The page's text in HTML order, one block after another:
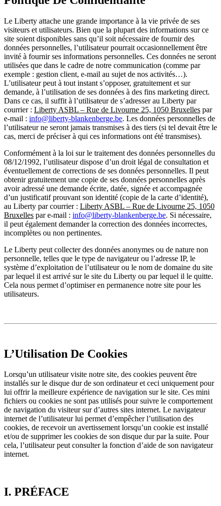
Le Liberty attache une grande importance à la vie privée de ses
visiteurs et utilisateurs. Bien que la plupart des informations sur ce
site soient disponibles sans qu’il soit nécessaire de fournir des
données personnelles, l’utilisateur pourrait occasionnellement être
invité à fournir ses informations personnelles. Ces données ne seront
utilisées que dans le cadre de notre communication (comme par
exemple : gestion client, e-mail au sujet de nos activités…).
L’utilisateur peut à tout instant s’opposer, gratuitement et sur
demande, à l’utilisation de ses données à des fins marketing direct.
Dans ce cas, il suffit à l’utilisateur de s’adresser au Liberty par
courrier : Liberty ASBL – Rue de Livourne 25, 1050 Bruxelles par
e-mail : info@liberty-blankenberge.be. Les données personnelles de
l’utilisateur ne seront jamais transmises à des tiers (si tel devait être le
cas, merci de préciser à qui ces informations ont été transmises).
Conformément à la loi sur le traitement des données personnelles du
08/12/1992, l’utilisateur dispose d’un droit légal de consultation et
éventuellement de corrections de ses données personnelles. Il peut
obtenir gratuitement une copie de ses données personnelles après
avoir adressé une demande écrite, datée, signée et accompagnée
d’un justificatif prouvant son identité (copie de la carte d’identité),
au Liberty par courrier : Liberty ASBL – Rue de Livourne 25, 1050
Bruxelles par e-mail : info@liberty-blankenberge.be. Si nécessaire,
il peut également demander la correction des données incorrectes,
incomplètes ou non pertinentes.
Le Liberty peut collecter des données anonymes ou de nature non
personnelle, telles que le type de navigateur ou l’adresse IP, le
système d’exploitation de l’utilisateur ou le nom de domaine du site
par lequel il est arrivé sur le site du Liberty ou par lequel il le quitte.
Cela nous permet d’optimiser en permanence notre site pour les
utilisateurs.
L’Utilisation De Cookies
Lorsqu’un utilisateur visite notre site, des cookies peuvent être
installés sur le disque dur de son ordinateur et ceci uniquement pour
lui offrir la meilleure expérience de navigation sur le site. Ces mini
fichiers ou cookies ne sont pas utilisés pour suivre le comportement
de navigation du visiteur sur d’autres sites internet. Le navigateur
internet de l’utilisateur lui permet d’empêcher l’utilisation des
cookies, de recevoir un avertissement lorsqu’un cookie est installé
et/ou de supprimer les cookies de son disque dur par la suite. Pour
cela, l’utilisateur peut consulter la fonction d’aide de son navigateur
internet.
I. PRÉFACE